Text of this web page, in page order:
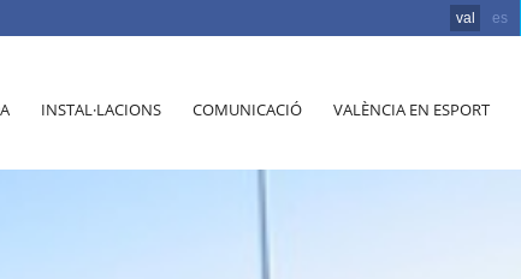
val es
INSTAL·LACIONS COMUNICACIÓ VALÈNCIA EN ESPORT